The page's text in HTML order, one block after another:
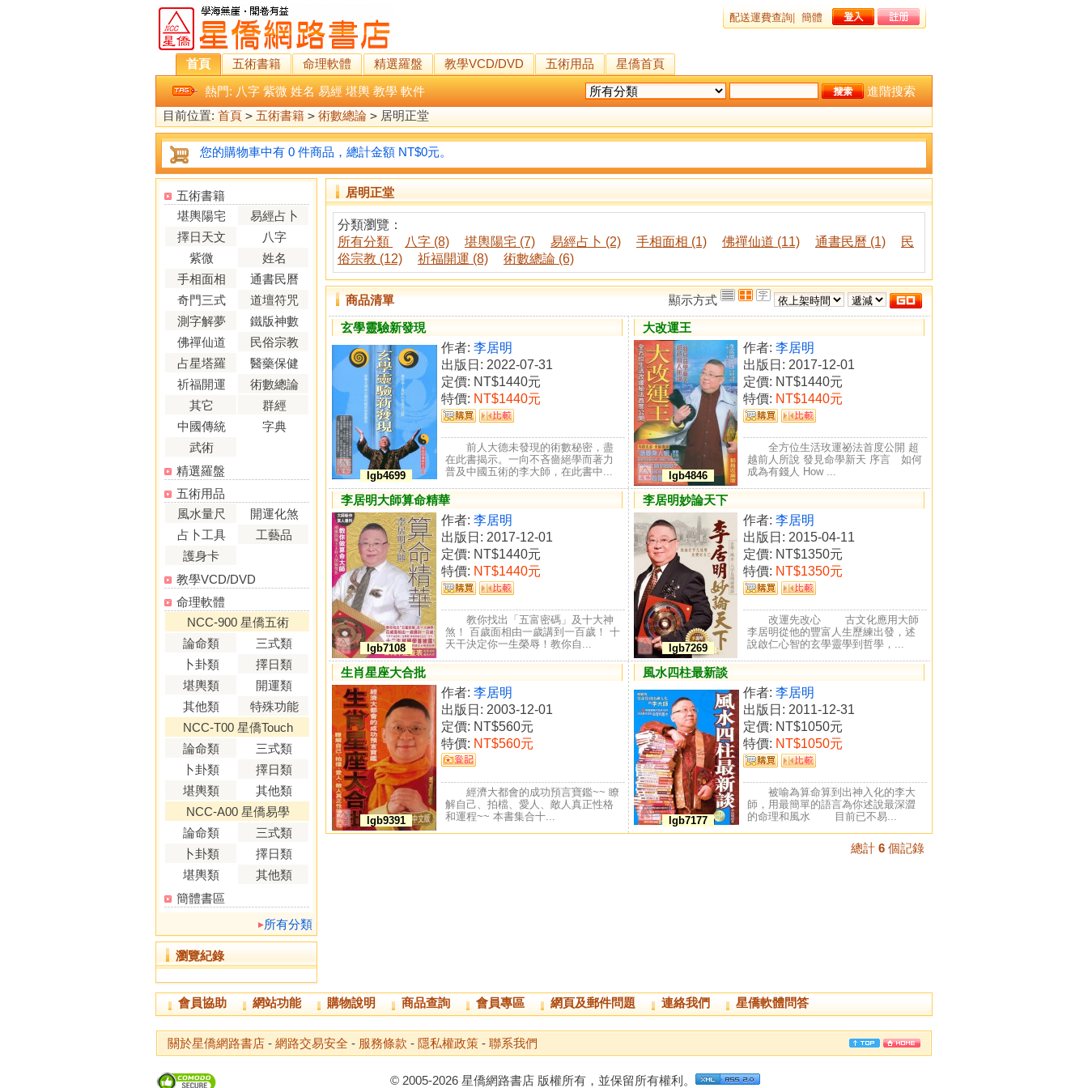
配送運費查詢 簡體
首頁 五術書籍 命理軟體 精選羅盤 教學VCD/DVD 五術用品
星僑首頁
熱門: 八字 紫微 姓名 易經 堪輿 教學 軟件
進階搜索
目前位置: 首頁 > 五術書籍 > 術數總論 > 居明正堂
您的購物車中有 0 件商品，總計金額 NT$0元。
五術書籍
堪輿陽宅
易經占卜
擇日天文
八字
紫微
姓名
手相面相
通書民曆
奇門三式
道壇符咒
測字解夢
鐵版神數
佛禪仙道
民俗宗教
占星塔羅
醫藥保健
祈福開運
術數總論
其它
群經
中國傳統
字典
武術
精選羅盤
五術用品
風水量尺
開運化煞
占卜工具
工藝品
護身卡
教學VCD/DVD
命理軟體
NCC-900 星僑五術
論命類
三式類
卜卦類
擇日類
堪輿類
開運類
其他類
特殊功能
NCC-T00 星僑Touch
論命類
三式類
卜卦類
擇日類
堪輿類
其他類
NCC-A00 星僑易學
論命類
三式類
卜卦類
擇日類
堪輿類
其他類
簡體書區
所有分類
瀏覽紀錄
居明正堂
分類瀏覽：
所有分類
八字 (8) 堪輿陽宅 (7) 易經占卜 (2) 手相面相 (1) 佛禪仙道 (11) 通書民曆 (1)
民
俗宗教 (12)
祈福開運 (8) 術數總論 (6)
商品清單
顯示方式
玄學靈驗新發現
lgb4699
作者: 李居明
出版日: 2022-07-31
定價: NT$1440元
特價: NT$1440元
前人大德未發現的術數秘密，盡
在此書揭示。一向不吝嗇絕學而著力
普及中國五術的李大師，在此書中...
大改運王
lgb4846
作者: 李居明
出版日: 2017-12-01
定價: NT$1440元
特價: NT$1440元
全方位生活玫運祕法首度公開 超
越前人所說 發見命學新天 序言 如何
成為有錢人 How ...
李居明大師算命精華
lgb7108
作者: 李居明
出版日: 2017-12-01
定價: NT$1440元
特價: NT$1440元
教你找出「五富密碼」及十大神
煞！ 百歲面相由一歲講到一百歲！ 十
天干決定你一生榮辱！教你自...
李居明妙論天下
lgb7269
作者: 李居明
出版日: 2015-04-11
定價: NT$1350元
特價: NT$1350元
改運先改心 古文化應用大師
李居明從他的豐富人生歷練出發，述
說啟仁心智的玄學靈學到哲學，...
生肖星座大合批
lgb9391
作者: 李居明
出版日: 2003-12-01
定價: NT$560元
特價: NT$560元
經濟大都會的成功預言寶鑑~~ 瞭
解自己、拍檔、愛人、敵人真正性格
和運程~~ 本書集合十...
風水四柱最新談
lgb7177
作者: 李居明
出版日: 2011-12-31
定價: NT$1050元
特價: NT$1050元
被喻為算命算到出神入化的李大
師，用最簡單的語言為你述說最深澀
的命理和風水 目前已不易...
總計 6 個記錄
會員協助 網站功能 購物說明 商品查詢 會員專區 網頁及郵件問題 連絡我們 星僑軟體問答
關於星僑網路書店 - 網路交易安全 - 服務條款 - 隱私權政策 - 聯系我們
© 2005-2026 星僑網路書店 版權所有，並保留所有權利。